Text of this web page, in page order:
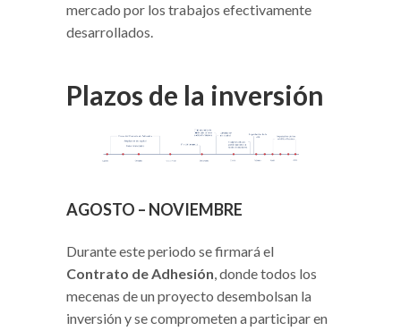
mercado por los trabajos efectivamente
desarrollados.
Plazos de la inversión
AGOSTO – NOVIEMBRE
Durante este periodo se firmará el
Contrato de Adhesión, donde todos los
mecenas de un proyecto desembolsan la
inversión y se comprometen a participar en